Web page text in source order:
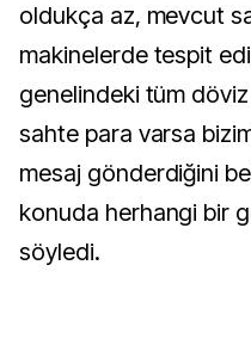
oldukça az, mevcut
makinelerde tespit
genelindeki tüm
sahte para varsa
mesaj gönderdiğini
konuda herhangi bir
söyledi.